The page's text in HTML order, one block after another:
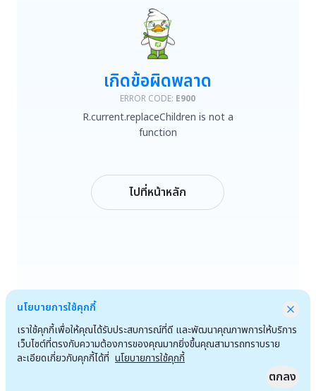
R.current.replaceChildren is not a function
เกิดข้อผิดพลาด
ERROR CODE: E900
R.current.replaceChildren is not a
function
ไปที่หน้าหลัก
นโยบายการใช้คุกกี้
เราใช้คุกกี้เพื่อให้คุณได้รับประสบการณ์ที่ดี และพัฒนาคุณภาพการให้บริการ
เว็บไซต์ที่ตรงกับความต้องการของคุณมากยิ่งขึ้นคุณสามารถทราบราย
ละเอียดเกี่ยวกับคุกกี้ได้ที่ นโยบายการใช้คุกกี้
ตกลง